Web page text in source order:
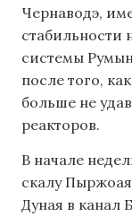
Чернаводэ,
стабильности
системы
после того,
больше не
реакторов.
В начале
скалу
Дуная в канал